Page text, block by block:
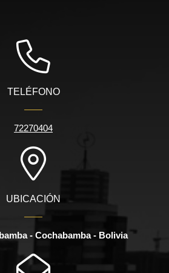
TELÉFONO
72270404
UBICACIÓN
- Cochabamba - Bolivia